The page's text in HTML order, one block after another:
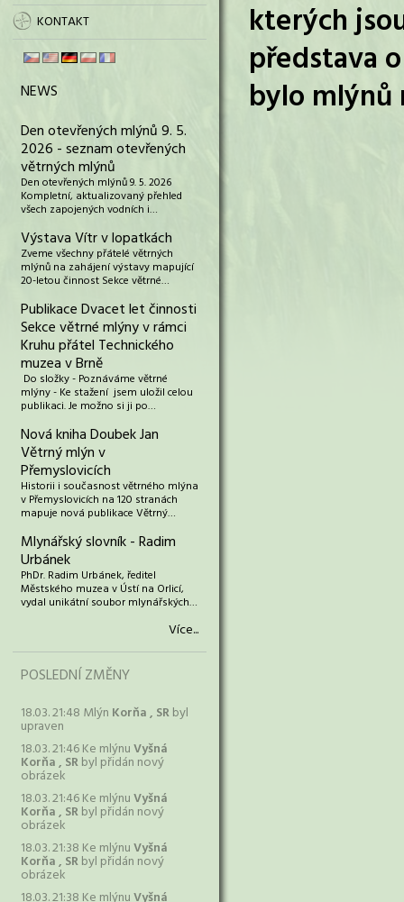
KONTAKT
NEWS
Den otevřených mlýnů 9. 5.
2026 - seznam otevřených
větrných mlýnů
Den otevřených mlýnů 9. 5. 2026
Kompletní, aktualizovaný přehled
všech zapojených vodních i…
Výstava Vítr v lopatkách
Zveme všechny přátelé větrných
mlýnů na zahájení výstavy mapující
20-letou činnost Sekce větrné…
Publikace Dvacet let činnosti
Sekce větrné mlýny v rámci
Kruhu přátel Technického
muzea v Brně
Do složky - Poznáváme větrné
mlýny - Ke stažení jsem uložil celou
publikaci. Je možno si ji po…
Nová kniha Doubek Jan
Větrný mlýn v
Přemyslovicích
Historii i současnost větrného mlýna
v Přemyslovicích na 120 stranách
mapuje nová publikace Větrný…
Mlynářský slovník - Radim
Urbánek
PhDr. Radim Urbánek, ředitel
Městského muzea v Ústí na Orlicí,
vydal unikátní soubor mlynářských…
Více...
POSLEDNÍ ZMĚNY
18.03. 21:48 Mlýn Korňa , SRbyl
upraven
18.03. 21:46 Ke mlýnuVyšná
Korňa , SRbyl přidán nový
obrázek
18.03. 21:46 Ke mlýnuVyšná
Korňa , SRbyl přidán nový
obrázek
18.03. 21:38 Ke mlýnuVyšná
Korňa , SRbyl přidán nový
obrázek
kterých
představa
bylo mlýnů